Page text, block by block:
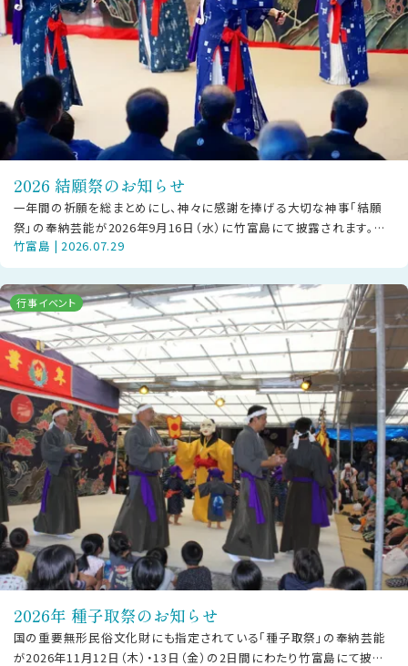
2026 結願祭のお知らせ
一年間の祈願を総まとめにし、神々に感謝を捧げる大切な神事「結願
祭」の奉納芸能が2026年9月16日（水）に竹富島にて披露されます。
【ご見学の方へお願い】本行事
竹富島 | 2026.07.29
行事イベント
2026年 種子取祭のお知らせ
国の重要無形民俗文化財にも指定されている「種子取祭」の奉納芸能
が2026年11月12日（木）・13日（金）の2日間にわたり竹富島にて披露